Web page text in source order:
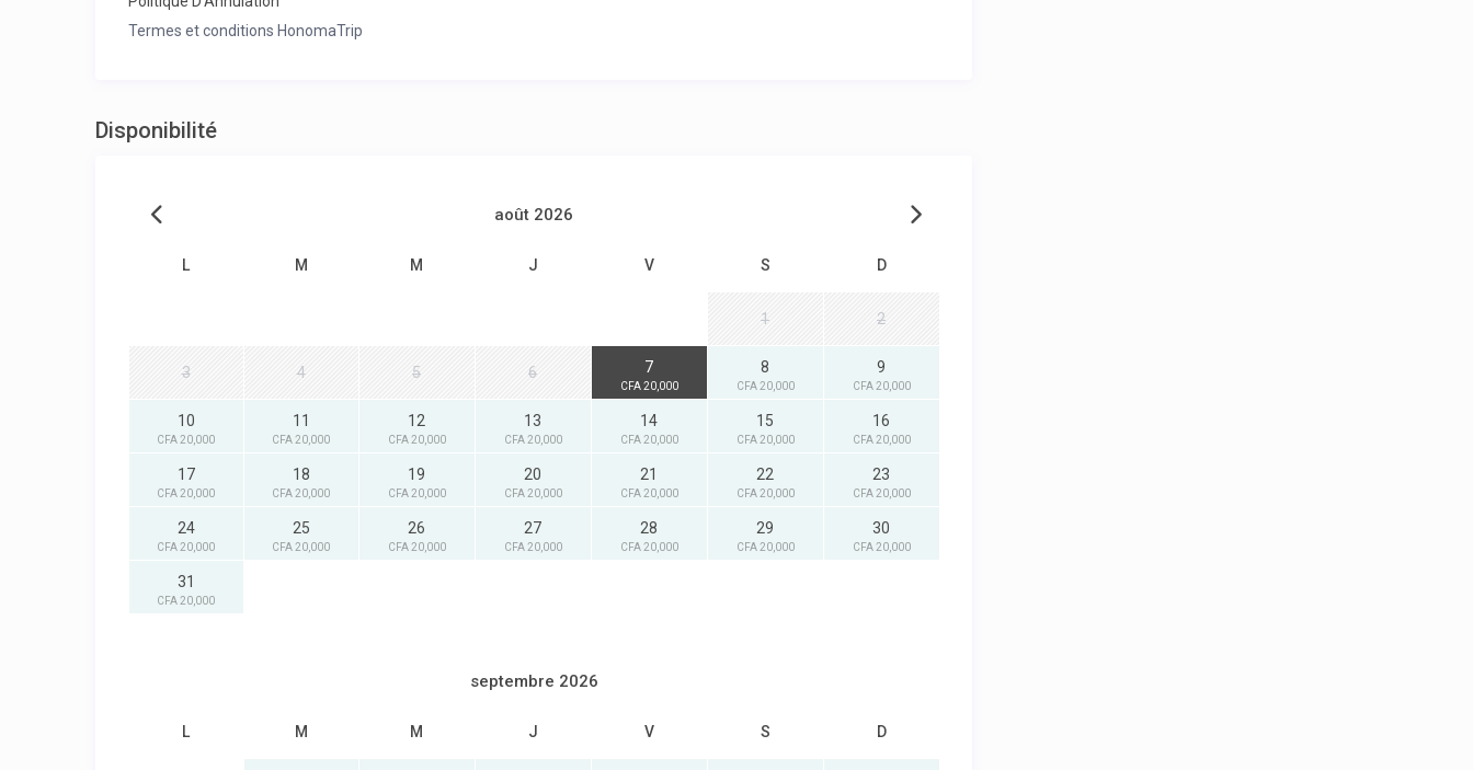
Termes et conditions HonomaTrip
Disponibilité
août 2026
L M M J V S D
1 2
3 4 5 6 7
CFA 20,000
8
CFA 20,000
9
CFA 20,000
10
CFA 20,000
11
CFA 20,000
12
CFA 20,000
13
CFA 20,000
14
CFA 20,000
15
CFA 20,000
16
CFA 20,000
17
CFA 20,000
18
CFA 20,000
19
CFA 20,000
20
CFA 20,000
21
CFA 20,000
22
CFA 20,000
23
CFA 20,000
24
CFA 20,000
25
CFA 20,000
26
CFA 20,000
27
CFA 20,000
28
CFA 20,000
29
CFA 20,000
30
CFA 20,000
31
CFA 20,000
septembre 2026
L M M J V S D